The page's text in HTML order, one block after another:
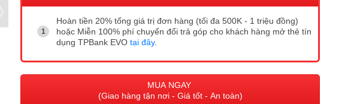
Hoàn tiền 20% tổng giá trị đơn hàng (tối đa 500K - 1 triệu đồng)
hoặc Miễn 100% phí chuyển đổi trả góp cho khách hàng mở thẻ tín
dụng TPBank EVO tại đây.
MUA NGAY
(Giao hàng tận nơi - Giá tốt - An toàn)